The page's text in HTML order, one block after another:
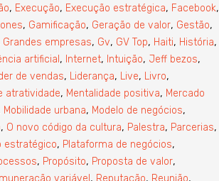
, Execução, Execução estratégica, Facebook,
, Gamificação, Geração de valor, Gestão,
Grandes empresas, Gv, GV Top, Haiti, História,
artificial , Internet, Intuição, Jeff bezos,
de vendas, Liderança, Live, Livro,
atratividade, Mentalidade positiva, Mercado
Mobilidade urbana, Modelo de negócios,
, O novo código da cultura, Palestra, Parcerias,
estratégico, Plataforma de negócios,
, Propósito, Proposta de valor,
variável , Reputação, Reunião,